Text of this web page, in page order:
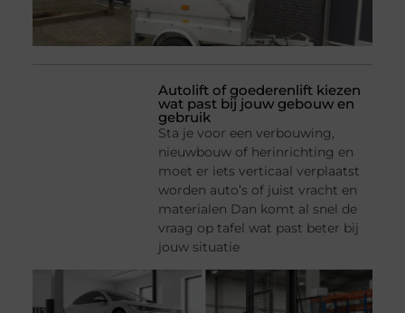
Autolift of goederenlift kiezen
wat past bij jouw gebouw en
gebruik
Sta je voor een verbouwing,
nieuwbouw of herinrichting en
moet er iets verticaal verplaatst
worden auto’s of juist vracht en
materialen Dan komt al snel de
vraag op tafel wat past beter bij
jouw situatie